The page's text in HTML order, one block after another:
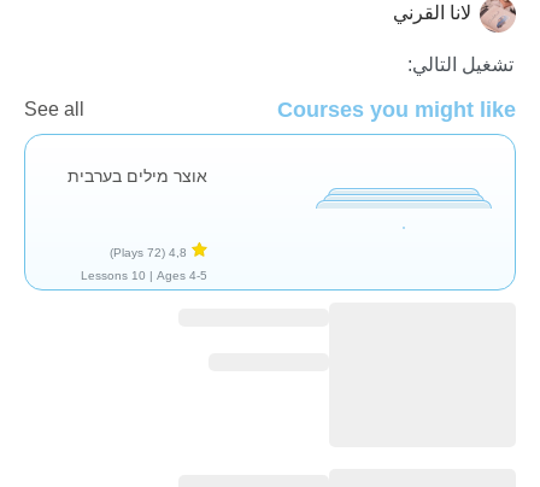
لانا القرني
تشغيل التالي:
Courses you might like
See all
אוצר מילים בערבית
4,8
(72 Plays)
Ages 4-5 |
10 Lessons